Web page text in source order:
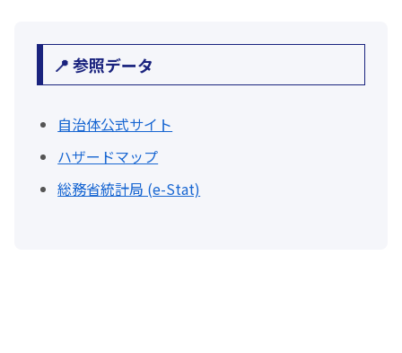
📍 参照データ
自治体公式サイト
ハザードマップ
総務省統計局 (e-Stat)